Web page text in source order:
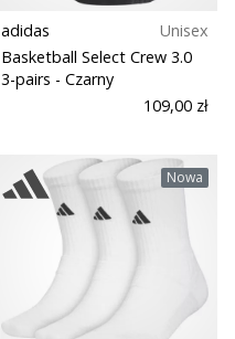
adidas
Unisex
Basketball Select Crew 3.0
3-pairs - Czarny
109,00 zł
Nowa